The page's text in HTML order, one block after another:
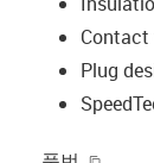
Contact
Plug